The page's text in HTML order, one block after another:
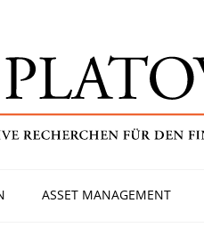
ASSET MANAGEMENT